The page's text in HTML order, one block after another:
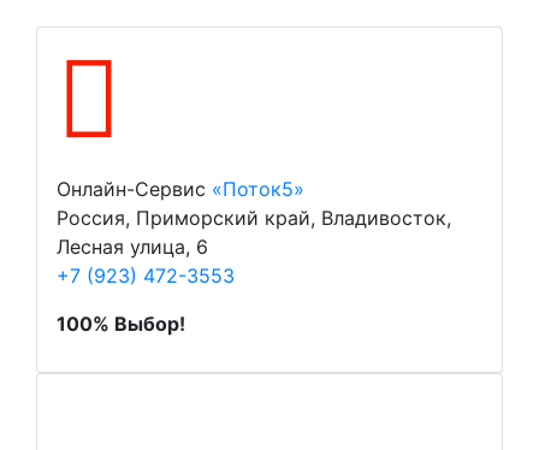
Онлайн-Сервис «Поток5»
Россия, Приморский край, Владивосток,
Лесная улица, 6
+7 (923) 472-3553
100% Выбор!